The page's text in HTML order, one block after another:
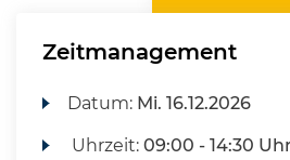
Zeitmanagement
Datum: Mi. 16.12.2026
Uhrzeit:09:00 - 14:30 Uhr